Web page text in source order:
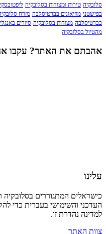
סלובקיה טירות ומצודות בסלובקיה
בפישטני מוזיאונים בברטיסלבה מזרח
בברטיסלבה מצודות בסלובקיה סיורים
מהטיול בסלובקיה
אהבתם את האתר? עקבו
עלינו
כישראלים המתגוררים בסלובקיה
העדכני והשימושי בעברית כדי
למדינה נהדרת זו.
צוות האתר